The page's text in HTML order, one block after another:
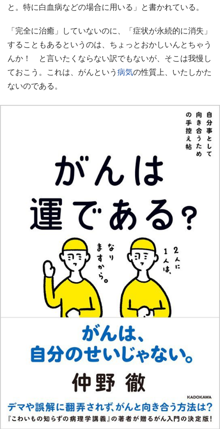
と。特に白血病などの場合に用いる」と書かれている。
「完全に治癒」していないのに、「症状が永続的に消失」
することもあるというのは、ちょっとおかしいんとちゃう
んか！ と言いたくならない訳でもないが、そこは我慢し
ておこう。これは、がんという病気の性質上、いたしかた
ないのである。